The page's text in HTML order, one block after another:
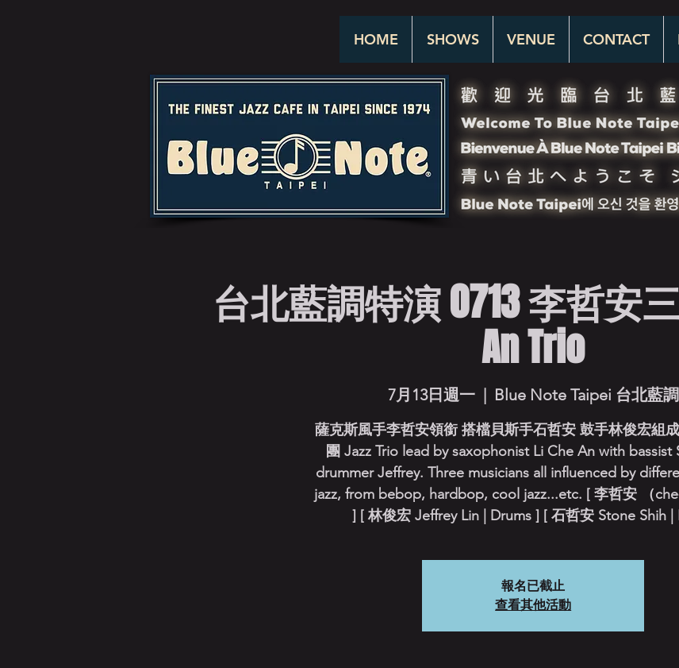
HOME SHOWS VENUE CONTACT
台北藍調特演 0713 李哲安
An Trio
7月13日週一
  |
Blue Note Taipei 台北藍調
薩克斯風手李哲安領銜 搭檔貝斯手石哲安 鼓手林俊宏組
團 Jazz Trio lead by saxophonist Li Che An with bassist
drummer Jeffrey. Three musicians all influenced by
jazz, from bebop, hardbop, cool jazz...etc. [ 李哲安 （
] [ 林俊宏 Jeffrey Lin | Drums ] [ 石哲安 Stone Shih |
報名已截止
查看其他活動